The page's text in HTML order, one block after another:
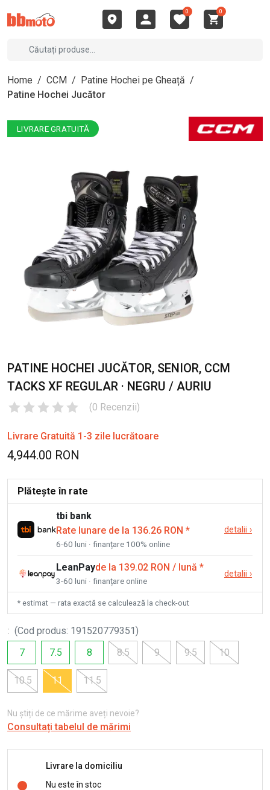
0 0
Home / CCM / Patine Hochei pe Gheață /
Patine Hochei Jucător
LIVRARE GRATUITĂ
PATINE HOCHEI JUCĂTOR, SENIOR, CCM
TACKS XF REGULAR · NEGRU / AURIU
(0 Recenzii)
Livrare Gratuită 1-3 zile lucrătoare
4,944.00 RON
Plătește în rate
tbi bank
Rate lunare de la 136.26 RON *
6-60 luni · finanțare 100% online
detalii ›
LeanPayde la 139.02 RON / lună *
3-60 luni · finanțare online
detalii ›
* estimat — rata exactă se calculează la check-out
: (Cod produs: 191520779351 )
7
7.5 8 8.5 9 9.5 10
10.5 11 11.5
Nu știți de ce mărime aveți nevoie?
Consultați tabelul de mărimi
Livrare la domiciliu
Nu este în stoc